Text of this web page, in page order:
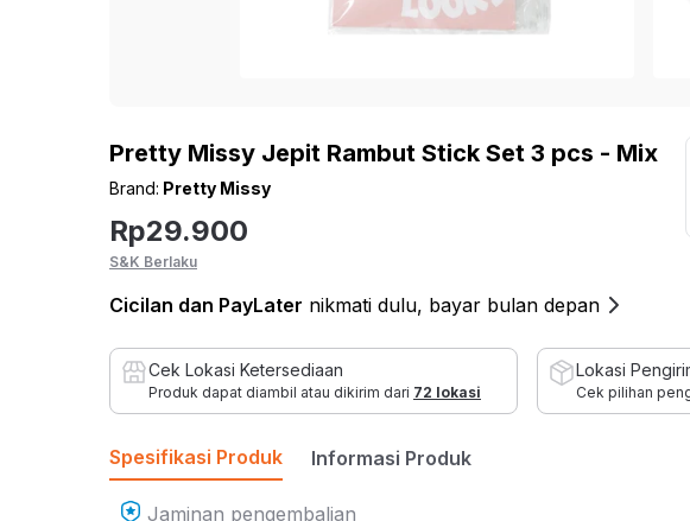
Home Improvement
Hobi & Gaya Hidup
Kesehatan dan
Olahraga
Otomotif
Kursi Sekolah
Sofa 2 Dudukan
Sofa Bed
Kinetic
Pretty Missy Jepit Rambut Stick Set 3 pcs - Mix
Brand: Pretty Missy
Rp29.900
S&K Berlaku
Cicilan dan PayLater nikmati dulu, bayar bulan depan
Cek Lokasi Ketersediaan
Produk dapat diambil atau dikirim dari 72 lokasi
Lokasi
Cek pilihan
Spesifikasi Produk Informasi Produk
Jaminan pengembalian